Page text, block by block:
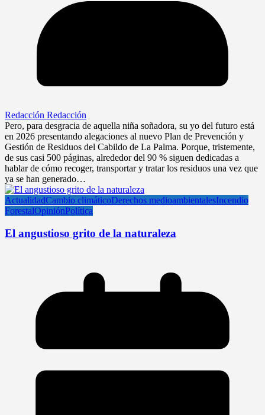
Redacción Redacción
Pero, para desgracia de aquella niña soñadora, su yo del futuro está
en 2026 presentando alegaciones al nuevo Plan de Prevención y
Gestión de Residuos del Cabildo de La Palma. Porque, tristemente,
de sus casi 500 páginas, alrededor del 90 % siguen dedicadas a
hablar de cómo recoger, transportar y tratar los residuos una vez que
ya se han generado…
ActualidadCambio climáticoDerechos medioambientalesIncendio
ForestalOpiniónPolítica
El angustioso grito de la naturaleza